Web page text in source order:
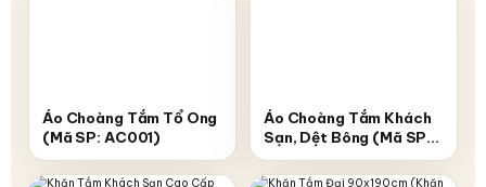
Áo Choàng Tắm Tổ Ong
(Mã SP: AC001)
Áo Choàng Tắm Khách
Sạn, Dệt Bông (Mã SP:
AC002)